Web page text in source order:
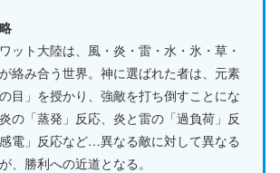
ット大陸は、風・炎・雷・水・氷・草・
絡み合う世界。神に選ばれた者は、元素
目」を授かり、強敵を打ち倒すことにな
の「蒸発」反応、炎と雷の「過負荷」反
電」反応など…異なる敵に対して異なる
、勝利への近道となる。